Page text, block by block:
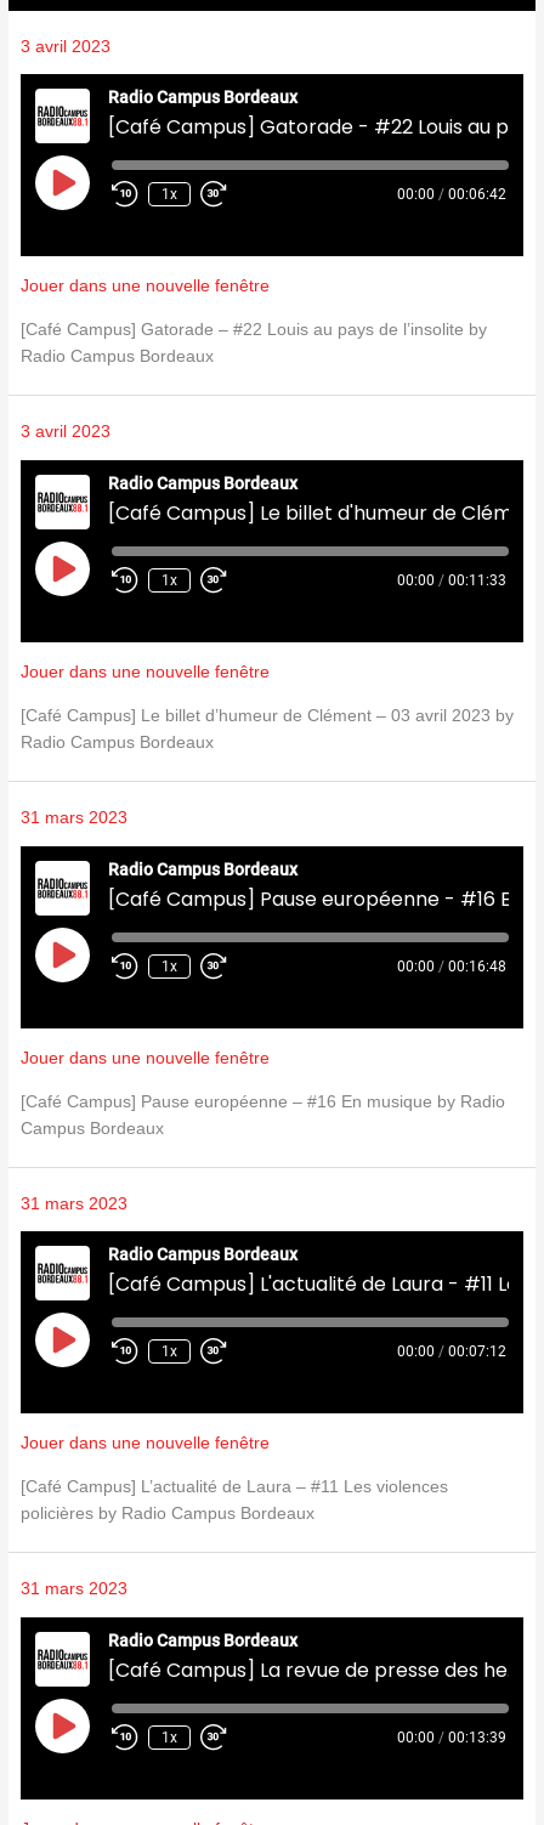
3 avril 2023
Radio Campus Bordeaux
Play
Episode
1x 00:00 / 00:06:42
Jouer dans une nouvelle fenêtre
[Café Campus] Gatorade – #22 Louis au pays de l’insolite by
Radio Campus Bordeaux
3 avril 2023
Radio Campus Bordeaux
Play
Episode
1x 00:00 / 00:11:33
Jouer dans une nouvelle fenêtre
[Café Campus] Le billet d’humeur de Clément – 03 avril 2023 by
Radio Campus Bordeaux
31 mars 2023
Radio Campus Bordeaux
Play
Episode
1x 00:00 / 00:16:48
Jouer dans une nouvelle fenêtre
[Café Campus] Pause européenne – #16 En musique by Radio
Campus Bordeaux
31 mars 2023
Radio Campus Bordeaux
Play
Episode
1x 00:00 / 00:07:12
Jouer dans une nouvelle fenêtre
[Café Campus] L’actualité de Laura – #11 Les violences
policières by Radio Campus Bordeaux
31 mars 2023
Radio Campus Bordeaux
[Café Campus] La revue de presse des hebdos - Semaine du 27 au 31/03
Play
Episode
1x 00:00 / 00:13:39